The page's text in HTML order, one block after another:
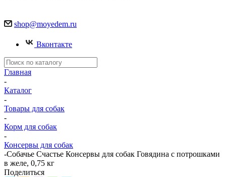
shop@moyedem.ru
Вконтакте
Главная
-
Каталог
-
Товары для собак
-
Корм для собак
-
Консервы для собак
-Собачье Счастье Консервы для собак Говядина с потрошками
в желе, 0,75 кг
Поделиться